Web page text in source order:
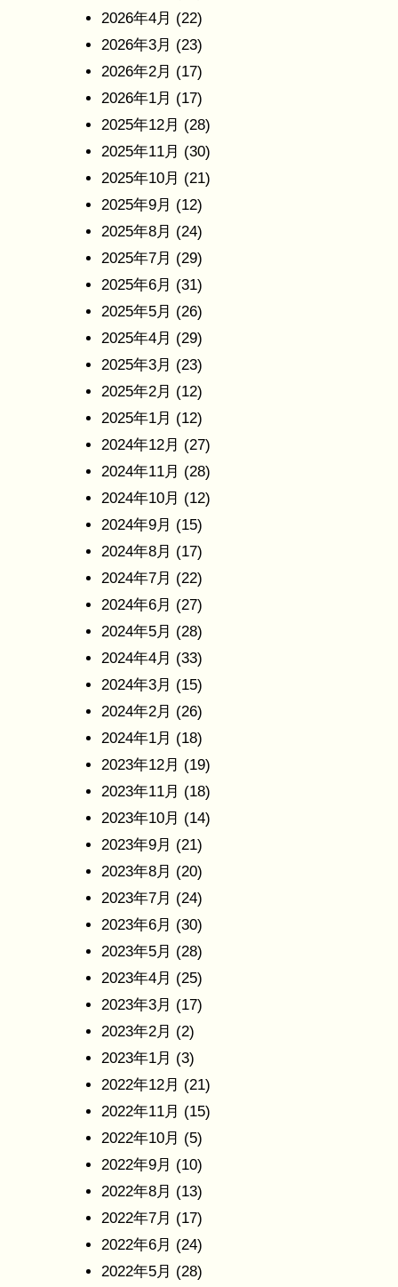
2026年4月 (22)
2026年3月 (23)
2026年2月 (17)
2026年1月 (17)
2025年12月 (28)
2025年11月 (30)
2025年10月 (21)
2025年9月 (12)
2025年8月 (24)
2025年7月 (29)
2025年6月 (31)
2025年5月 (26)
2025年4月 (29)
2025年3月 (23)
2025年2月 (12)
2025年1月 (12)
2024年12月 (27)
2024年11月 (28)
2024年10月 (12)
2024年9月 (15)
2024年8月 (17)
2024年7月 (22)
2024年6月 (27)
2024年5月 (28)
2024年4月 (33)
2024年3月 (15)
2024年2月 (26)
2024年1月 (18)
2023年12月 (19)
2023年11月 (18)
2023年10月 (14)
2023年9月 (21)
2023年8月 (20)
2023年7月 (24)
2023年6月 (30)
2023年5月 (28)
2023年4月 (25)
2023年3月 (17)
2023年2月 (2)
2023年1月 (3)
2022年12月 (21)
2022年11月 (15)
2022年10月 (5)
2022年9月 (10)
2022年8月 (13)
2022年7月 (17)
2022年6月 (24)
2022年5月 (28)